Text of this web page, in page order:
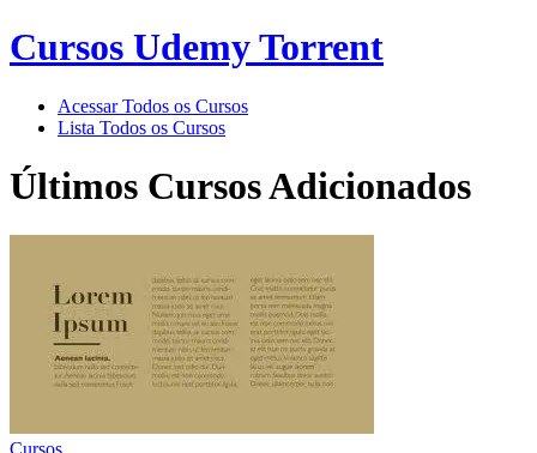
Cursos Udemy Torrent
Acessar Todos os Cursos
Lista Todos os Cursos
Últimos Cursos Adicionados
Cursos